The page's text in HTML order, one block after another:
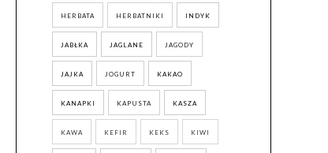
HERBATA HERBATNIKI INDYK
JABŁKA JAGLANE JAGODY
JAJKA JOGURT KAKAO
KANAPKI KAPUSTA KASZA
KAWA KEFIR KEKS KIWI